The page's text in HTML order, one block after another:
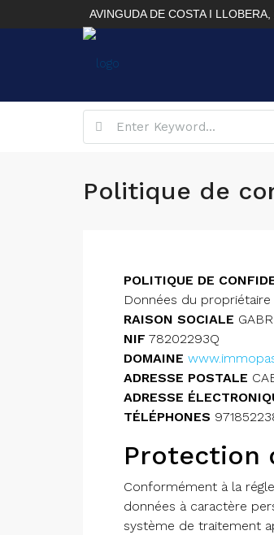
AVINGUDA DE COSTA I
Politique de
POLITIQUE DE
Données du propriétaire
RAISON SOCIALE
NIF 78202293Q
DOMAINE
ADRESSE POSTALE
ADRESSE
TÉLÉPHONES
Protection
Conformément à la
données à caractère
système de traitement